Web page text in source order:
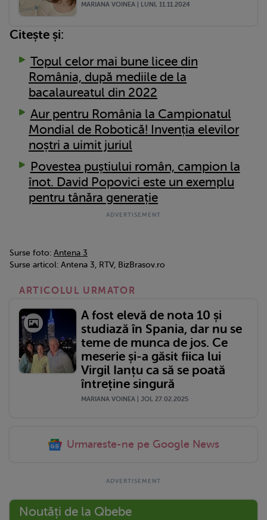
MARIANA VOINEA | LUNI, 11.11.2024
Citește și:
Topul celor mai bune licee din
România, după mediile de la
bacalaureatul din 2022
Aur pentru România la Campionatul
Mondial de Robotică! Invenția elevilor
noștri a uimit juriul
Povestea puștiului român, campion la
înot. David Popovici este un exemplu
pentru tânăra generație
Surse foto: Antena 3
Surse articol: Antena 3, RTV, BizBrasov.ro
ARTICOLUL URMATOR
A fost elevă de nota 10 și
studiază în Spania, dar nu se
teme de munca de jos. Ce
meserie și-a găsit fiica lui
Virgil Ianțu ca să se poată
întreține singură
MARIANA VOINEA | JOI, 27.02.2025
Urmareste-ne pe Google News
Noutăți de la Qbebe